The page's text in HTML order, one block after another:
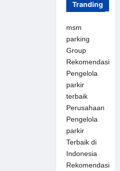
Tranding
msm
parking
Group
Rekomendasi
Pengelola
parkir
terbaik
Perusahaan
Pengelola
parkir
Terbaik di
Indonesia
Rekomendasi